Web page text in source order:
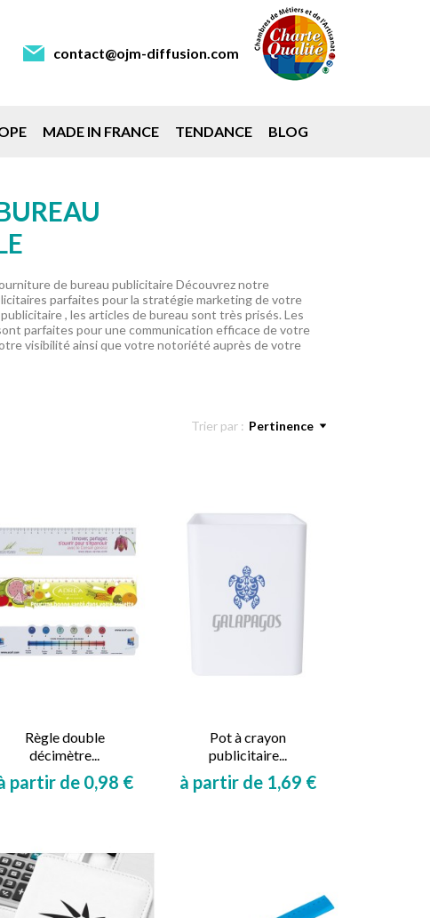
contact@ojm-diffusion.com
MADE IN FRANCE TENDANCE BLOG
de bureau publicitaire Découvrez notre
parfaites pour la stratégie marketing de votre
, les articles de bureau sont très prisés. Les
parfaites pour une communication efficace de votre
visibilité ainsi que votre notoriété auprès de votre
Trier par : Pertinence
Règle double
décimètre...
partir de 0,98 €
Pot à crayon
publicitaire...
à partir de 1,69 €